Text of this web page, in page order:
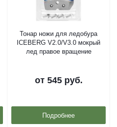
Тонар ножи для ледобура
ICEBERG V2.0/V3.0 мокрый
лед правое вращение
от 545 руб.
Подробнее